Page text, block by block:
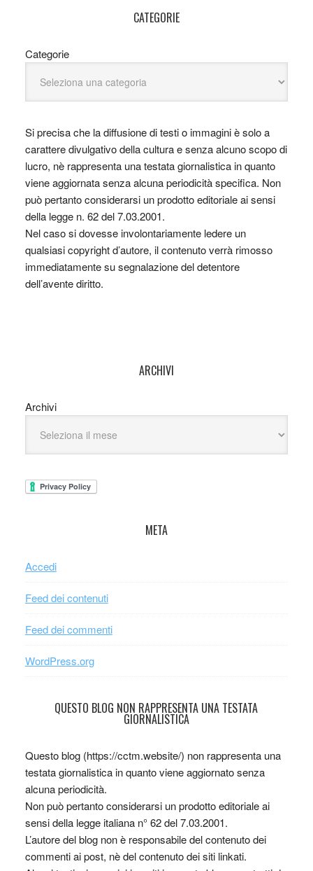
CATEGORIE
Categorie
Si precisa che la diffusione di testi o immagini è solo a
carattere divulgativo della cultura e senza alcuno scopo di
lucro, nè rappresenta una testata giornalistica in quanto
viene aggiornata senza alcuna periodicità specifica. Non
può pertanto considerarsi un prodotto editoriale ai sensi
della legge n. 62 del 7.03.2001.
Nel caso si dovesse involontariamente ledere un
qualsiasi copyright d’autore, il contenuto verrà rimosso
immediatamente su segnalazione del detentore
dell’avente diritto.
ARCHIVI
Archivi
META
Accedi
Feed dei contenuti
Feed dei commenti
WordPress.org
QUESTO BLOG NON RAPPRESENTA UNA TESTATA
GIORNALISTICA
Questo blog (https://cctm.website/) non rappresenta una
testata giornalistica in quanto viene aggiornato senza
alcuna periodicità.
Non può pertanto considerarsi un prodotto editoriale ai
sensi della legge italiana n° 62 del 7.03.2001.
L’autore del blog non è responsabile del contenuto dei
commenti ai post, nè del contenuto dei siti linkati.